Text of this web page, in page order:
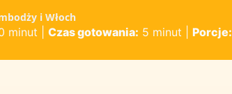
i Włoch
minut Czas gotowania: 5 minut Porcje: